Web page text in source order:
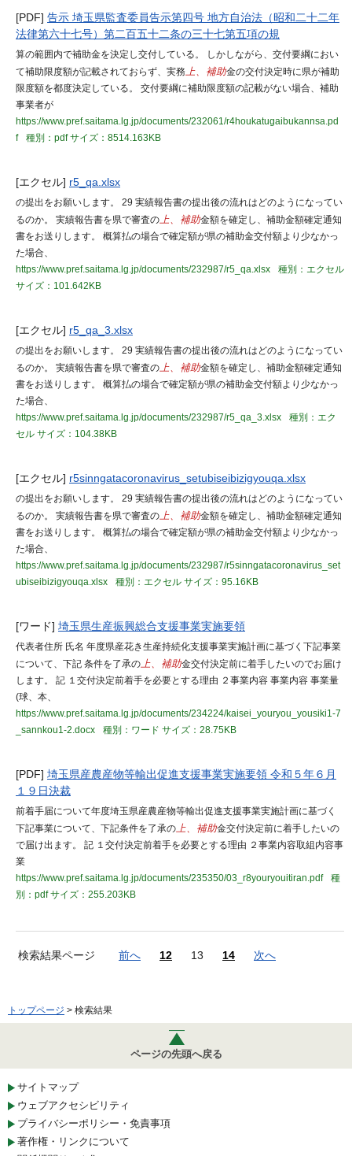
[PDF] 告示 埼玉県監査委員告示第四号 地方自治法（昭和二十二年
法律第六十七号）第二百五十二条の三十七第五項の規
算の範囲内で補助金を決定し交付している。 しかしながら、交付要綱におい
て補助限度額が記載されておらず、実務上、補助金の交付決定時に県が補助
限度額を都度決定している。 交付要綱に補助限度額の記載がない場合、補助
事業者が
https://www.pref.saitama.lg.jp/documents/232061/r4houkatugaibukannsa.pd
f
種別：pdfサイズ：8514.163KB
[エクセル] r5_qa.xlsx
の提出をお願いします。 29 実績報告書の提出後の流れはどのようになってい
るのか。 実績報告書を県で審査の上、補助金額を確定し、補助金額確定通知
書をお送りします。 概算払の場合で確定額が県の補助金交付額より少なかっ
た場合、
https://www.pref.saitama.lg.jp/documents/232987/r5_qa.xlsx
種別：エクセル
サイズ：101.642KB
[エクセル] r5_qa_3.xlsx
の提出をお願いします。 29 実績報告書の提出後の流れはどのようになってい
るのか。 実績報告書を県で審査の上、補助金額を確定し、補助金額確定通知
書をお送りします。 概算払の場合で確定額が県の補助金交付額より少なかっ
た場合、
https://www.pref.saitama.lg.jp/documents/232987/r5_qa_3.xlsx
種別：エク
セル サイズ：104.38KB
[エクセル] r5sinngatacoronavirus_setubiseibizigyouqa.xlsx
の提出をお願いします。 29 実績報告書の提出後の流れはどのようになってい
るのか。 実績報告書を県で審査の上、補助金額を確定し、補助金額確定通知
書をお送りします。 概算払の場合で確定額が県の補助金交付額より少なかっ
た場合、
https://www.pref.saitama.lg.jp/documents/232987/r5sinngatacoronavirus_set
ubiseibizigyouqa.xlsx
種別：エクセル サイズ：95.16KB
[ワード] 埼玉県生産振興総合支援事業実施要領
代表者住所 氏名 年度県産花き生産持続化支援事業実施計画に基づく下記事業
について、下記 条件を了承の上、補助金交付決定前に着手したいのでお届け
します。 記 １交付決定前着手を必要とする理由 ２事業内容 事業内容 事業量
(球、本、
https://www.pref.saitama.lg.jp/documents/234224/kaisei_youryou_yousiki1-7
_sannkou1-2.docx
種別：ワード サイズ：28.75KB
[PDF] 埼玉県産農産物等輸出促進支援事業実施要領 令和５年６月
１９日決裁
前着手届について年度埼玉県産農産物等輸出促進支援事業実施計画に基づく
下記事業について、下記条件を了承の上、補助金交付決定前に着手したいの
で届け出ます。 記 １交付決定前着手を必要とする理由 ２事業内容取組内容事
業
https://www.pref.saitama.lg.jp/documents/235350/03_r8youryouitiran.pdf
種
別：pdfサイズ：255.203KB
検索結果ページ 前へ 12 13 14 次へ
トップページ > 検索結果
ページの先頭へ戻る
サイトマップ
ウェブアクセシビリティ
プライバシーポリシー・免責事項
著作権・リンクについて